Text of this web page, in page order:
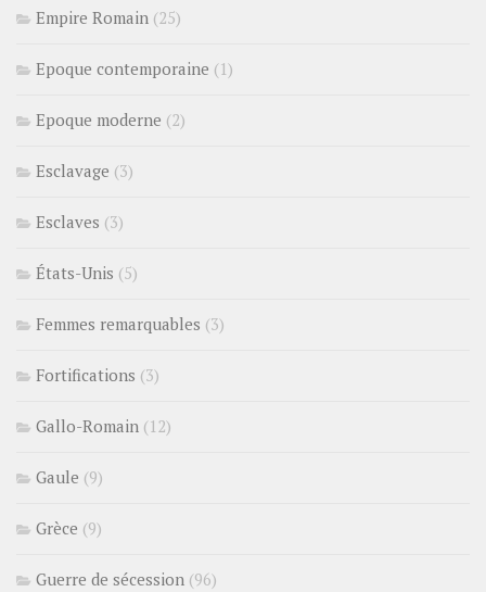
Empire Romain (25)
Epoque contemporaine (1)
Epoque moderne (2)
Esclavage (3)
Esclaves (3)
États-Unis (5)
Femmes remarquables (3)
Fortifications (3)
Gallo-Romain (12)
Gaule (9)
Grèce (9)
Guerre de sécession (96)